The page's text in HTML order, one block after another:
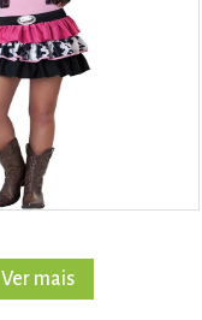
Ver mais